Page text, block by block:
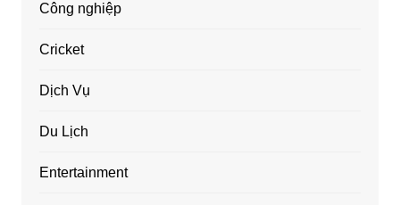
Công nghiệp
Cricket
Dịch Vụ
Du Lịch
Entertainment